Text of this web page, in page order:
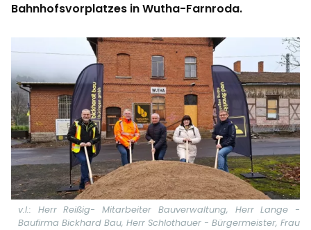
Bahnhofsvorplatzes in Wutha-Farnroda.
v.l.: Herr Reißig- Mitarbeiter Bauverwaltung, Herr Lange -
Baufirma Bickhard Bau, Herr Schlothauer - Bürgermeister, Frau